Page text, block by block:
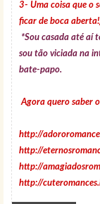
3- Uma coisa que o
ficar de boca
*Sou casada até aí
sou tão viciada na
bate-papo.
Agora quero saber
http://
http://
http://
http://